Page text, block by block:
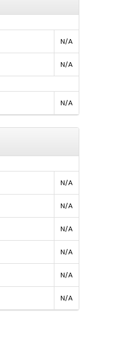
N/A
N/A
N/A
N/A
N/A
N/A
N/A
N/A
N/A